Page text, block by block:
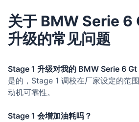
关于 BMW Serie 6
升级的常见问题
Stage 1 升级对我的 BMW Serie 6 Gt
是的，Stage 1 调校在厂家设定的范
动机可靠性。
Stage 1 会增加油耗吗？